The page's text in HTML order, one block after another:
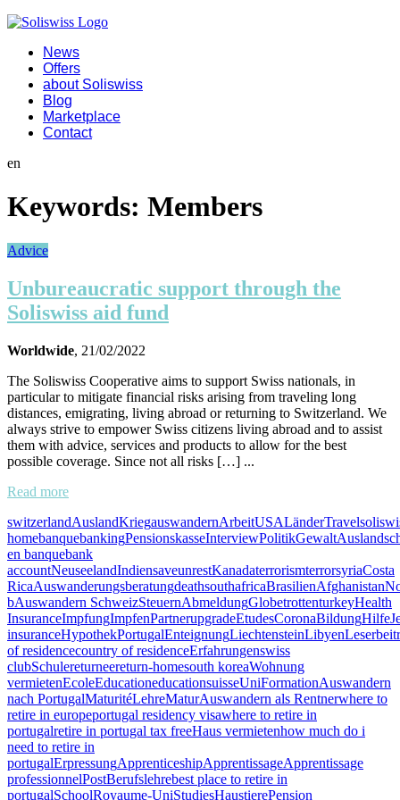
News
Offers
about Soliswiss
Blog
Marketplace
Contact
en
Keywords: Members
Advice
Unbureaucratic support through the
Soliswiss aid fund
Worldwide, 21/02/2022
The Soliswiss Cooperative aims to support Swiss nationals, in
particular to mitigate financial risks arising from traveling long
distances, emigrating, living abroad or returning to Switzerland. We
always strive to empower Swiss citizens living abroad and to assist
them with advice, services and products to allow for the best
possible coverage. Since not all risks […] ...
Read more
switzerlandAuslandKriegauswandernArbeitUSALänderTravel
homebanquebankingPensionskasseInterviewPolitikGewalt
en banquebank
accountNeuseelandIndiensaveunrestKanadaterrorismterrorsyriaCosta
RicaAuswanderungsberatungdeathsouthafricaBrasilienAfghanistan
bAuswandern SchweizSteuernAbmeldungGlobetrottenturkeyHealth
InsuranceImpfungImpfenPartnerupgradeEtudesCoronaBildungHilfe
insuranceHypothekPortugalEnteignungLiechtensteinLibyen
of residencecountry of residenceErfahrungenswiss
clubSchulereturneereturn-homesouth koreaWohnung
vermietenEcoleEducationeducationsuisseUniFormationAuswandern
nach PortugalMaturitéLehreMaturAuswandern als Rentnerwhere to
retire in europeportugal residency visawhere to retire in
portugalretire in portugal tax freeHaus vermietenhow much do i
need to retire in
portugalErpressungApprenticeshipApprentissageApprentissage
professionnelPostBerufslehrebest place to retire in
portugalSchoolRoyaume-UniStudiesHaustierePension